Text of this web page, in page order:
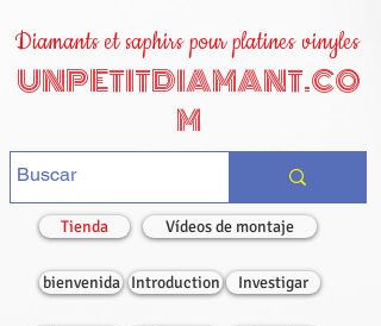
Diamants et saphirs pour platines vinyles
UNPETITDIAMANT.CO
M
Tienda Vídeos de montaje
bienvenida Introduction Investigar